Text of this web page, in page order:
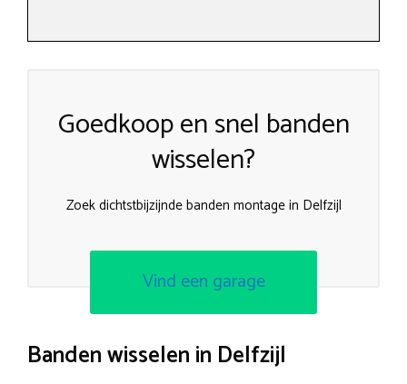
Goedkoop en snel banden
wisselen?
Zoek dichtstbijzijnde banden montage in Delfzijl
Vind een garage
Banden wisselen in Delfzijl